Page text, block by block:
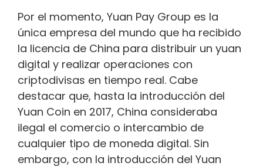
Por el momento, Yuan Pay Group es la
única empresa del mundo que ha recibido
la licencia de China para distribuir un yuan
digital y realizar operaciones con
criptodivisas en tiempo real. Cabe
destacar que, hasta la introducción del
Yuan Coin en 2017, China consideraba
ilegal el comercio o intercambio de
cualquier tipo de moneda digital. Sin
embargo, con la introducción del Yuan